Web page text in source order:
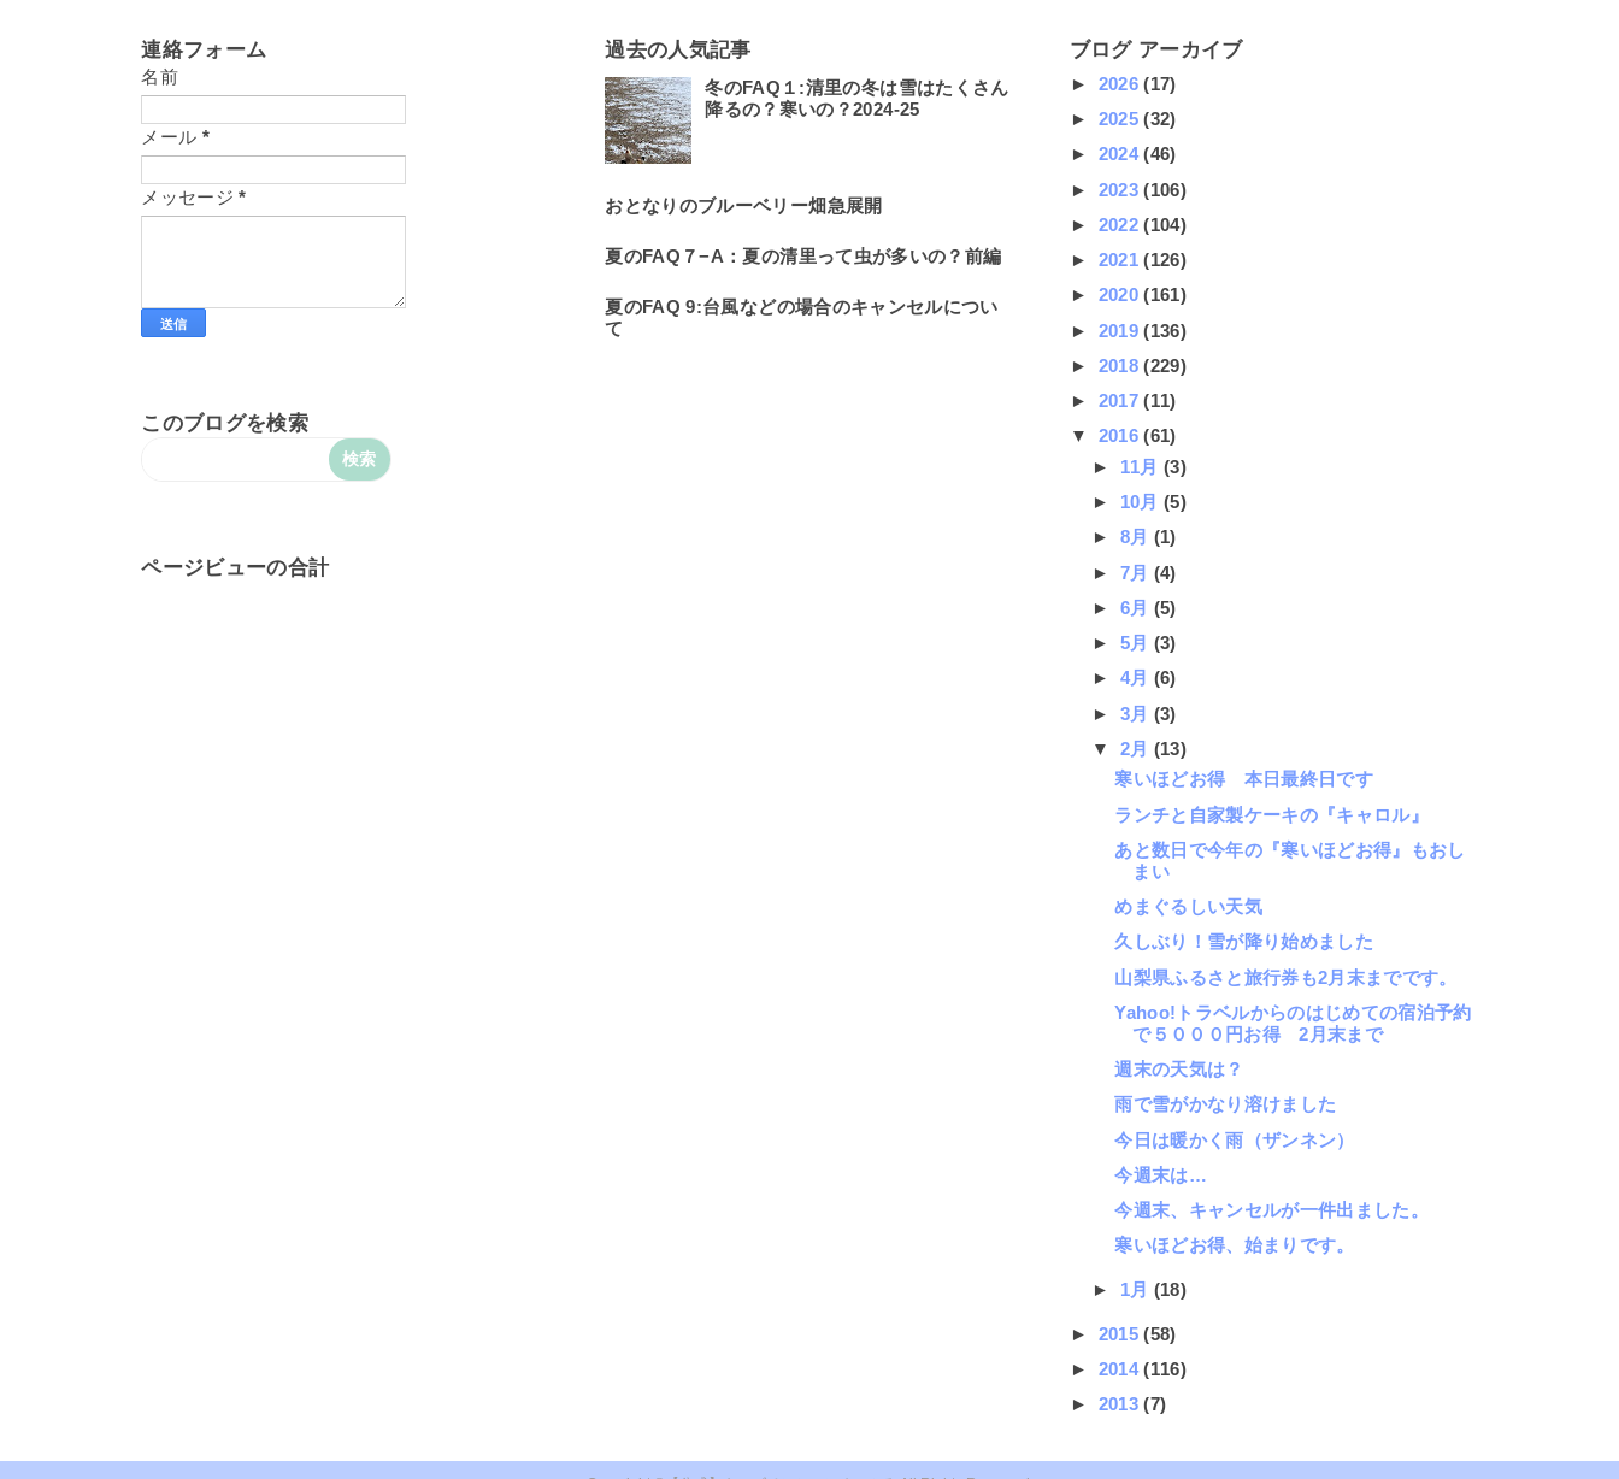
連絡フォーム
名前
メール *
メッセージ*
このブログを検索
ページビューの合計
過去の人気記事
冬のFAQ１:清里の冬は雪はたくさん
降るの？寒いの？2024-25
おとなりのブルーベリー畑急展開
夏のFAQ７−A：夏の清里って虫が多いの？前編
夏のFAQ 9:台風などの場合のキャンセルについ
て
ブログ アーカイブ
► 2026(17)
► 2025(32)
► 2024(46)
► 2023(106)
► 2022(104)
► 2021(126)
► 2020(161)
► 2019(136)
► 2018(229)
► 2017(11)
▼ 2016(61)
► 11月(3)
► 10月(5)
► 8月 (1)
► 7月 (4)
► 6月 (5)
► 5月 (3)
► 4月 (6)
► 3月 (3)
▼ 2月 (13)
寒いほどお得 本日最終日です
ランチと自家製ケーキの『キャロル』
あと数日で今年の『寒いほどお得』もおし
まい
めまぐるしい天気
久しぶり！雪が降り始めました
山梨県ふるさと旅行券も2月末までです。
Yahoo!トラベルからのはじめての宿泊予約
で５０００円お得 2月末まで
週末の天気は？
雨で雪がかなり溶けました
今日は暖かく雨（ザンネン）
今週末は…
今週末、キャンセルが一件出ました。
寒いほどお得、始まりです。
► 1月 (18)
► 2015(58)
► 2014(116)
► 2013(7)